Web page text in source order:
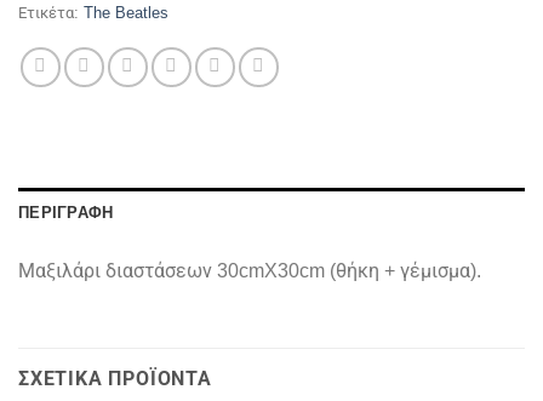
Ετικέτα: The Beatles
ΠΕΡΙΓΡΑΦΉ
Μαξιλάρι διαστάσεων 30cmX30cm (θήκη + γέμισμα).
ΣΧΕΤΙΚΆ ΠΡΟΪΌΝΤΑ